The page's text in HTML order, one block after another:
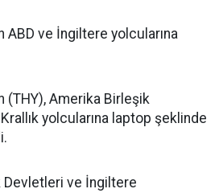
ABD ve İngiltere yolcularına
(THY), Amerika Birleşik
yolcularına laptop şeklinde
Devletleri ve İngiltere